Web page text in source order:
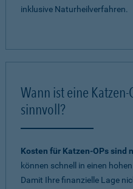
inklusive Naturheilverfahren.
Wann ist eine Katzen-
sinnvoll?
Kosten für Katzen-OPs sind
können schnell in einen
Damit Ihre finanzielle Lage